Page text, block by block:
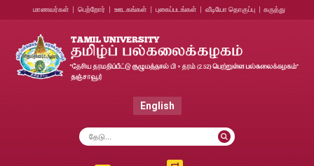
மாணவர்கள் பெற்றோர் ஊடகங்கள் புகைப்படங்கள் வீடியோ தொகுப்பு கருத்து
English